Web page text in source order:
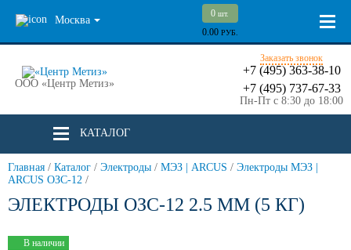
Москва
0 шт.
0.00 РУБ.
ООО «Центр Метиз»
Заказать звонок
+7 (495) 363-38-10
+7 (495) 737-67-33
Пн-Пт с 8:30 до 18:00
КАТАЛОГ
Главная / Каталог / Электроды / МЭЗ | ARCUS / Электроды МЭЗ |
ARCUS ОЗС-12 /
ЭЛЕКТРОДЫ ОЗС-12 2.5 ММ (5 КГ)
В наличии